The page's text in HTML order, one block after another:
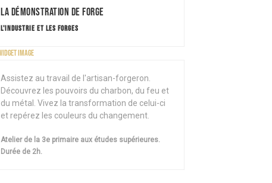
La démonstration de Forge
L'INDUSTRIE ET LES FORGES
Assistez au travail de l'artisan-forgeron.
Découvrez les pouvoirs du charbon, du feu et
du métal. Vivez la transformation de celui-ci
et repérez les couleurs du changement.
Atelier de la 3e primaire aux études supérieures.
Durée de 2h.